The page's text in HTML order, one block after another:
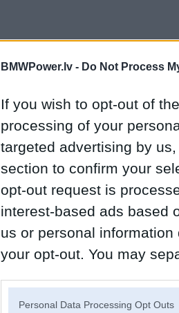
BMWPower.lv - Do Not Process
If you wish to opt-out of
processing of your
targeted advertising by
section to confirm your
opt-out request is
interest-based ads based
us or personal
your opt-out. You may
Personal Data Processing Opt Outs